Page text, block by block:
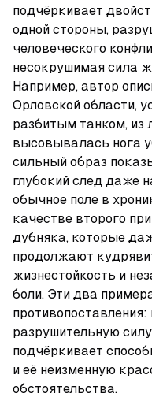
подчёркивает
одной стороны,
человеческого
несокрушимая сила
Например, автор
Орловской области,
разбитым танком, из
высовывалась нога
сильный образ
глубокий след даже
обычное поле в
качестве второго
дубняка, которые
продолжают
жизнестойкость и
боли. Эти два
разрушительную
подчёркивает
и её неизменную
обстоятельства.